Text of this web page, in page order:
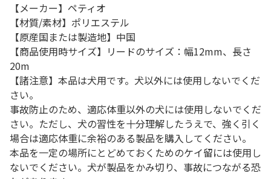
【メーカー】ペティオ
【材質/素材】ポリエステル
【原産国または製造地】中国
【商品使用時サイズ】リードのサイズ：幅12mm、長さ
20m
【諸注意】本品は犬用です。犬以外には使用しないでくだ
さい。
事故防止のため、適応体重以外の犬には使用しないでくだ
さい。ただし、犬の習性を十分理解したうえで、強く引く
場合は適応体重に余裕のある製品を購入してください。
本品を一定の場所にとどめておくためのケイ留には使用し
ないでください。犬が製品をかみ切り、事故につながる恐